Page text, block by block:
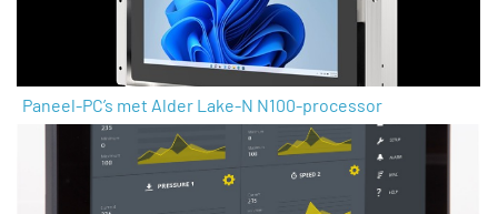
Paneel-PC’s met Alder Lake-N N100-processor